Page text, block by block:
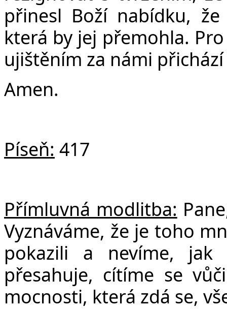
přinesl Boží nabídku,
která by jej přemohla.
ujištěním za námi
Amen.
Píseň: 417
Přímluvná modlitba:
Vyznáváme, že je toho
pokazili a nevíme,
přesahuje, cítíme se
mocnosti, která zdá se,